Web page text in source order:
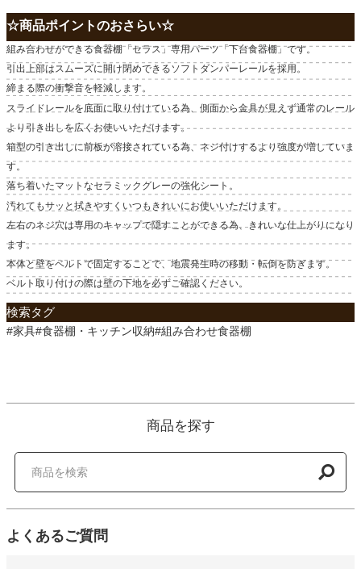
☆商品ポイントのおさらい☆
組み合わせができる食器棚「セラス」専用パーツ「下台食器棚」です。
引出上部はスムーズに開け閉めできるソフトダンパーレールを採用。
締まる際の衝撃音を軽減します。
スライドレールを底面に取り付けている為、側面から金具が見えず通常のレール
より引き出しを広くお使いいただけます。
箱型の引き出しに前板が溶接されている為、ネジ付けするより強度が増していま
す。
落ち着いたマットなセラミックグレーの強化シート。
汚れてもサッと拭きやすくいつもきれいにお使いいただけます。
左右のネジ穴は専用のキャップで隠すことができる為、きれいな仕上がりになり
ます。
本体と壁をベルトで固定することで、地震発生時の移動・転倒を防ぎます。
ベルト取り付けの際は壁の下地を必ずご確認ください。
検索タグ
#家具#食器棚・キッチン収納#組み合わせ食器棚
商品を探す
よくあるご質問